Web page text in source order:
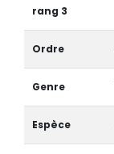
rang 3
Ordre
Genre
Espèce